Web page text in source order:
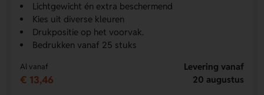
Lichtgewicht én extra beschermend
Kies uit diverse kleuren
Drukpositie op het voorvak.
Bedrukken vanaf 25 stuks
Al vanaf
€ 13,46
Levering vanaf
20 augustus